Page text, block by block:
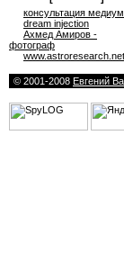
консультация
dream injection
Ахмед Амиров -
фотограф
www.astroresearch.net
© 2001-2008 Евгений